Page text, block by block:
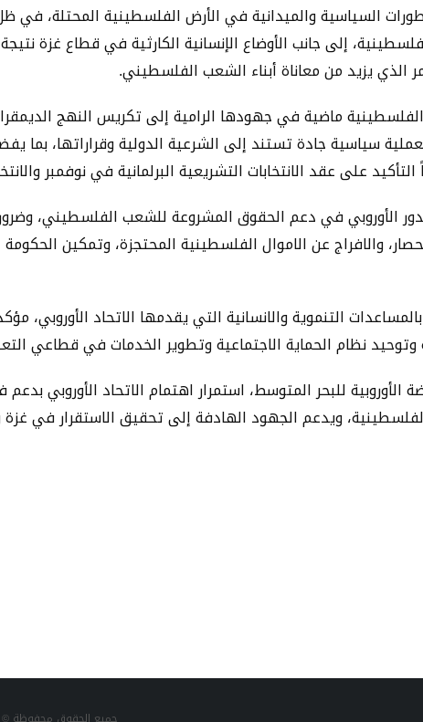
السياسية والميدانية في الأرض الفلسطينية المحتلة،
إلى جانب الأوضاع الإنسانية الكارثية في قطاع غزة
الذي يزيد من معاناة أبناء الشعب الفلسطيني.
ماضية في جهودها الرامية إلى تكريس النهج
سياسية جادة تستند إلى الشرعية الدولية وقراراتها، بما
على عقد الانتخابات التشريعية البرلمانية في نوفمبر
الأوروبي في دعم الحقوق المشروعة للشعب الفلسطيني، وضرورة
والافراج عن الاموال الفلسطينية المحتجزة، وتمكين
التنموية والانسانية التي يقدمها الاتحاد الأوروبي،
وتوحيد نظام الحماية الاجتماعية وتطوير الخدمات في قطاعي
الأوروبية للبحر المتوسط، استمرار اهتمام الاتحاد الأوروبي
ويدعم الجهود الهادفة إلى تحقيق الاستقرار في